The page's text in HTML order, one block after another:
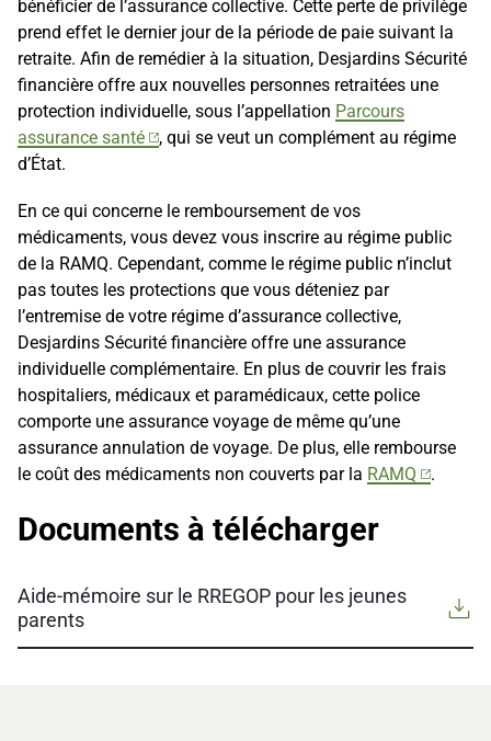
bénéficier de l’assurance collective. Cette perte de privilège
prend effet le dernier jour de la période de paie suivant la
retraite. Afin de remédier à la situation, Desjardins Sécurité
financière offre aux nouvelles personnes retraitées une
protection individuelle, sous l’appellation Parcours
assurance santé
, qui se veut un complément au régime
d’État.
En ce qui concerne le remboursement de vos
médicaments, vous devez vous inscrire au régime public
de la RAMQ. Cependant, comme le régime public n’inclut
pas toutes les protections que vous déteniez par
l’entremise de votre régime d’assurance collective,
Desjardins Sécurité financière offre une assurance
individuelle complémentaire. En plus de couvrir les frais
hospitaliers, médicaux et paramédicaux, cette police
comporte une assurance voyage de même qu’une
assurance annulation de voyage. De plus, elle rembourse
le coût des médicaments non couverts par la RAMQ .
Documents à télécharger
Aide-mémoire sur le RREGOP pour les jeunes
parents